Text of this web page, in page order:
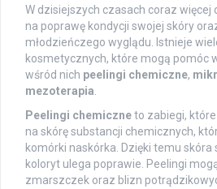
W dzisiejszych czasach coraz więcej
na poprawę kondycji swojej skóry
młodzieńczego wyglądu. Istnieje
kosmetycznych, które mogą pomóc
wśród nich peelingi chemiczne,
mezoterapia.
Peelingi chemiczneto zabiegi,
na skórę substancji chemicznych,
komórki naskórka. Dzięki temu skóra
koloryt ulega poprawie. Peelingi
zmarszczek oraz blizn